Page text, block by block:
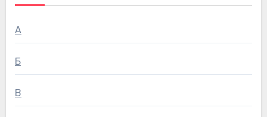
А
Б
В